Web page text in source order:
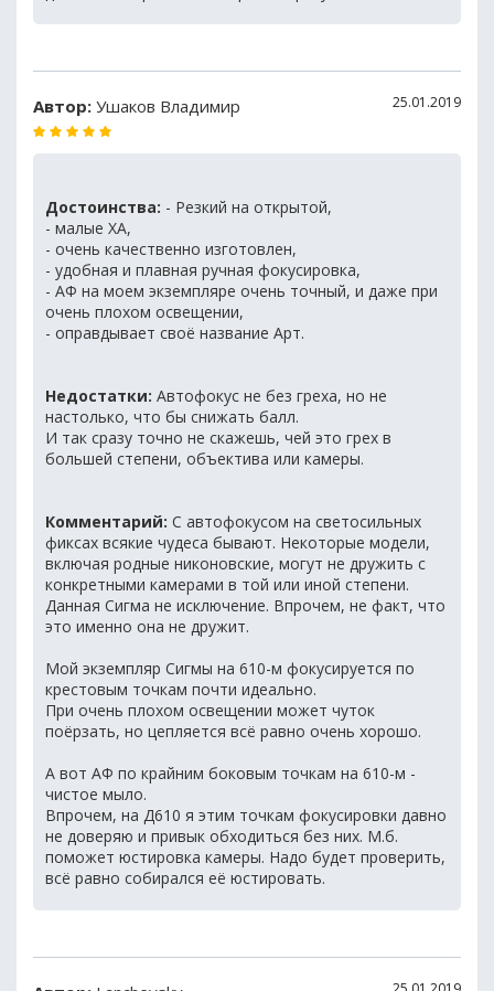
Автор: Ушаков Владимир 25.01.2019
Достоинства: - Резкий на открытой,
- малые ХА,
- очень качественно изготовлен,
- удобная и плавная ручная фокусировка,
- АФ на моем экземпляре очень точный, и даже при
очень плохом освещении,
- оправдывает своё название Арт.
Недостатки: Автофокус не без греха, но не
настолько, что бы снижать балл.
И так сразу точно не скажешь, чей это грех в
большей степени, объектива или камеры.
Комментарий: С автофокусом на светосильных
фиксах всякие чудеса бывают. Некоторые модели,
включая родные никоновские, могут не дружить с
конкретными камерами в той или иной степени.
Данная Сигма не исключение. Впрочем, не факт, что
это именно она не дружит.
Мой экземпляр Сигмы на 610-м фокусируется по
крестовым точкам почти идеально.
При очень плохом освещении может чуток
поёрзать, но цепляется всё равно очень хорошо.
А вот АФ по крайним боковым точкам на 610-м -
чистое мыло.
Впрочем, на Д610 я этим точкам фокусировки давно
не доверяю и привык обходиться без них. М.б.
поможет юстировка камеры. Надо будет проверить,
всё равно собирался её юстировать.